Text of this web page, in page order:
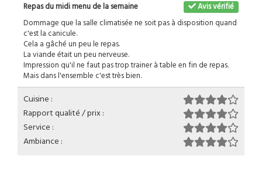
Avis vérifié
Repas du midi menu de la semaine
Dommage que la salle climatisée ne soit pas à disposition quand
c'est la canicule.
Cela a gâché un peu le repas.
La viande était un peu nerveuse.
Impression qu'il ne faut pas trop trainer à table en fin de repas.
Mais dans l'ensemble c'est très bien.
Cuisine :
Rapport qualité / prix :
Service :
Ambiance :